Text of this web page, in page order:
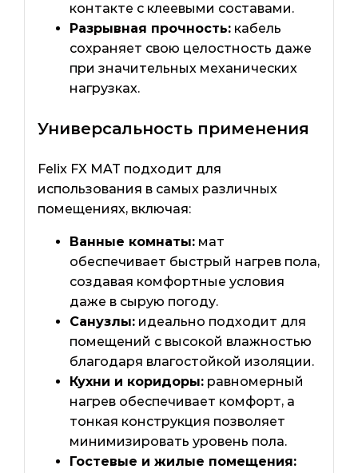
контакте с клеевыми составами.
Разрывная прочность:кабель
сохраняет свою целостность даже
при значительных механических
нагрузках.
Универсальность применения
Felix FX MAT подходит для
использования в самых различных
помещениях, включая:
Ванные комнаты:мат
обеспечивает быстрый нагрев пола,
создавая комфортные условия
даже в сырую погоду.
Санузлы:идеально подходит для
помещений с высокой влажностью
благодаря влагостойкой изоляции.
Кухни и коридоры:равномерный
нагрев обеспечивает комфорт, а
тонкая конструкция позволяет
минимизировать уровень пола.
Гостевые и жилые помещения: